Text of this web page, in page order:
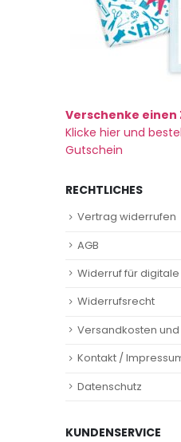
Verschenke
Klicke hier und
Gutschein
RECHTLICHES
Vertrag widerrufen
AGB
Widerruf für
Widerrufsrecht
Versandkosten und
Kontakt /
Datenschutz
KUNDENSERVICE